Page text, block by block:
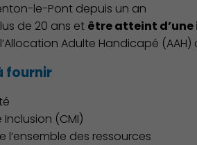
le-Pont depuis un an
de 20 ans et être atteint d’une
Adulte Handicapé
fournir
(CMI)
l’ensemble des ressources